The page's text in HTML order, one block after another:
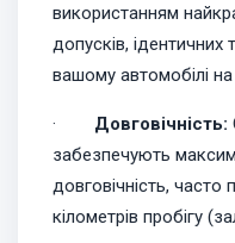
використанням
допусків,
вашому автомобілі на
· Довговічність:
забезпечують
довговічність,
кілометрів пробігу